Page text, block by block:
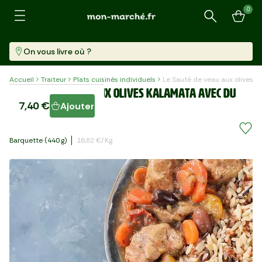
Recherche
0
On vous livre où ?
Accueil Traiteur Plats cuisinés individuels Le Sauté de veau aux olives
Le Sauté de veau aux olives kalamata avec du
riz "Aussitôt Bon"
Barquette (440 G) 16,82 €/kg
7,40 € Ajouter